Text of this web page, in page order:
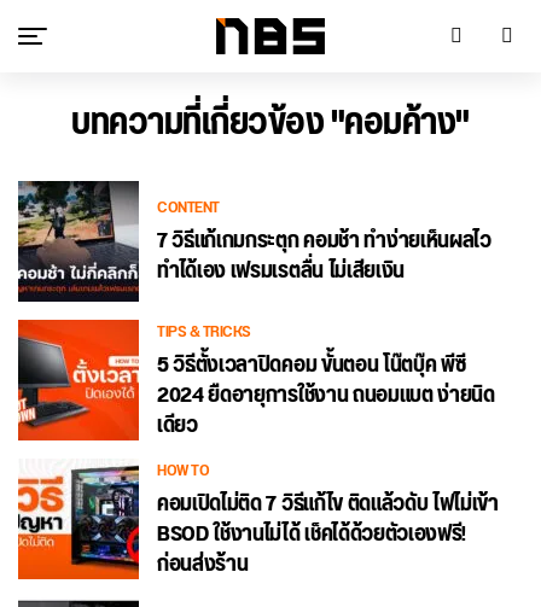
บทความที่เกี่ยวข้อง "คอมค้าง"
CONTENT
7 วิธีแก้เกมกระตุก คอมช้า ทำง่ายเห็นผลไว
ทำได้เอง เฟรมเรตลื่น ไม่เสียเงิน
TIPS & TRICKS
5 วิธีตั้งเวลาปิดคอม ขั้นตอน โน๊ตบุ๊ค พีซี
2024 ยืดอายุการใช้งาน ถนอมแบต ง่ายนิด
เดียว
HOW TO
คอมเปิดไม่ติด 7 วิธีแก้ไข ติดแล้วดับ ไฟไม่เข้า
BSOD ใช้งานไม่ได้ เช็คได้ด้วยตัวเองฟรี!
ก่อนส่งร้าน